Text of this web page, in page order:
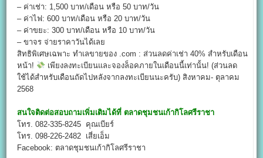
– ค่าเช่า: 1,500 บาท/เดือน หรือ 50 บาท/วัน
– ค่าไฟ: 600 บาท/เดือน หรือ 20 บาท/วัน
– ค่าขยะ: 300 บาท/เดือน หรือ 10 บาท/วัน
– ขาจร จ่ายราคาวันได้เลย
สิทธิพิเศษเฉพาะ ทำเลขายของ .com : ส่วนลดค่าเช่า 40% สำหรับเดือน
หน้า!
เพียงลงทะเบียนและจองล็อคภายในเดือนนี้เท่านั้น! (ส่วนลด
ใช้ได้สำหรับเดือนถัดไปหลังจากลงทะเบียนนะครับ) สิงหาคม- ตุลาคม
2568
สนใจติดต่อสอบถามเพิ่มเติมได้ที่ ตลาดชุมชนเก้ากิโลศรีราชา
โทร. 082-335-8245 คุณเบียร์
โทร. 098-226-2482 เสี่ยเอ็ม
Facebook: ตลาดชุมชนเก้ากิโลศรีราชา